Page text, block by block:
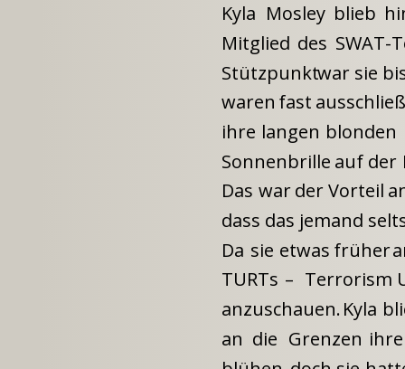
Kyla Mosley blieb
Mitglied des SWAT-
Stützpunktwar sie
waren fast
ihre langen blonden
Sonnenbrille auf der
Das warderVorteil
dass das jemand
Da sie etwas früher
TURTs – Terrorism
anzuschauen.Kyla
an die Grenzen